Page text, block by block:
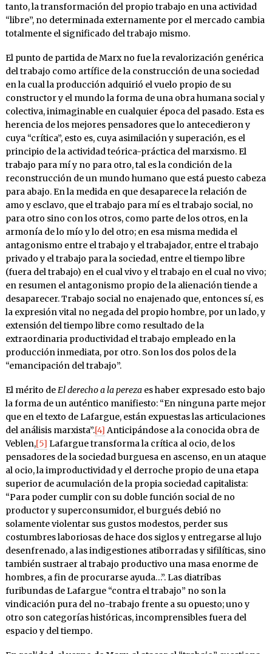
tanto, la transformación del propio trabajo en una actividad
“libre”, no determinada externamente por el mercado cambia
totalmente el significado del trabajo mismo.
El punto de partida de Marx no fue la revalorización genérica
del trabajo como artífice de la construcción de una sociedad
en la cual la producción adquirió el vuelo propio de su
constructor y el mundo la forma de una obra humana social y
colectiva, inimaginable en cualquier época del pasado. Esta es
herencia de los mejores pensadores que lo antecedieron y
cuya “crítica”, esto es, cuya asimilación y superación, es el
principio de la actividad teórica-práctica del marxismo. El
trabajo para mí y no para otro, tal es la condición de la
reconstrucción de un mundo humano que está puesto cabeza
para abajo. En la medida en que desaparece la relación de
amo y esclavo, que el trabajo para mí es el trabajo social, no
para otro sino con los otros, como parte de los otros, en la
armonía de lo mío y lo del otro; en esa misma medida el
antagonismo entre el trabajo y el trabajador, entre el trabajo
privado y el trabajo para la sociedad, entre el tiempo libre
(fuera del trabajo) en el cual vivo y el trabajo en el cual no vivo;
en resumen el antagonismo propio de la alienación tiende a
desaparecer. Trabajo social no enajenado que, entonces sí, es
la expresión vital no negada del propio hombre, por un lado, y
extensión del tiempo libre como resultado de la
extraordinaria productividad el trabajo empleado en la
producción inmediata, por otro. Son los dos polos de la
“emancipación del trabajo”.
El mérito deEl derecho a la perezaes haber expresado esto bajo
la forma de un auténtico manifiesto: “En ninguna parte mejor
que en el texto de Lafargue, están expuestas las articulaciones
del análisis marxista”.[4] Anticipándose a la conocida obra de
Veblen,[5] Lafargue transforma la crítica al ocio, de los
pensadores de la sociedad burguesa en ascenso, en un ataque
al ocio, la improductividad y el derroche propio de una etapa
superior de acumulación de la propia sociedad capitalista:
“Para poder cumplir con su doble función social de no
productor y superconsumidor, el burgués debió no
solamente violentar sus gustos modestos, perder sus
costumbres laboriosas de hace dos siglos y entregarse al lujo
desenfrenado, a las indigestiones atiborradas y sifilíticas, sino
también sustraer al trabajo productivo una masa enorme de
hombres, a fin de procurarse ayuda…”. Las diatribas
furibundas de Lafargue “contra el trabajo” no son la
vindicación pura del no-trabajo frente a su opuesto; uno y
otro son categorías históricas, incomprensibles fuera del
espacio y del tiempo.